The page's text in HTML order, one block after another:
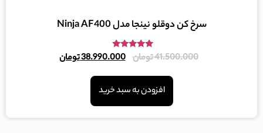
سرخ کن دوقلو نینجا مدل Ninja AF400
امتیاز
5.00
41.500.000تومان 38.990.000تومان
افزودن به سبد خرید